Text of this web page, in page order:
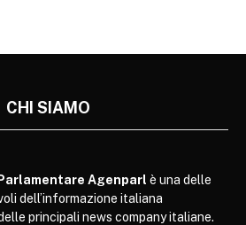
CHI SIAMO
Agenparl è una delle
dell’informazione italiana
principali news company italiane.